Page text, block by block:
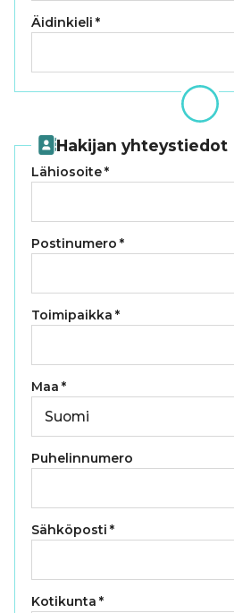
Äidinkieli *
Hakijan yhteystiedot
Lähiosoite*
Postinumero *
Toimipaikka *
Maa *
Puhelinnumero
Sähköposti *
Kotikunta *